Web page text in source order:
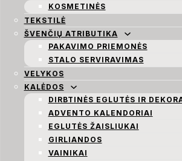
KOSMETINĖS
TEKSTILĖ
ŠVENČIŲ ATRIBUTIKA
PAKAVIMO PRIEMONĖS
STALO SERVIRAVIMAS
VELYKOS
KALĖDOS
DIRBTINĖS EGLUTĖS IR
ADVENTO KALENDORIAI
EGLUTĖS ŽAISLIUKAI
GIRLIANDOS
VAINIKAI